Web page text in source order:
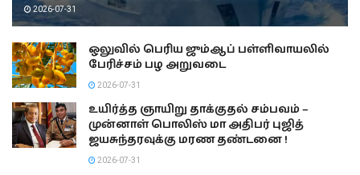
2026-07-31
ஒலுவில் பெரிய ஜும்ஆப் பள்ளிவாயலில்
பேரிச்சம் பழ அறுவடை
2026-07-31
உயிர்த்த ஞாயிறு தாக்குதல் சம்பவம் –
முன்னாள் பொலிஸ் மா அதிபர் புஜித்
ஜயசுந்தரவுக்கு மரண தண்டனை !
2026-07-31